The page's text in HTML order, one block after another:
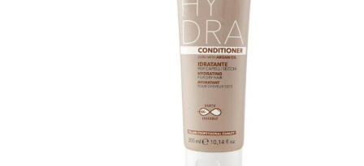
Lozioni
Fiale
Sieri
e
cristalli